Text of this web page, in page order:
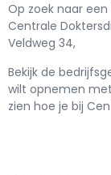
Op zoek naar
Centrale
Veldweg 34,
Bekijk de
wilt opnemen met
zien hoe je bij